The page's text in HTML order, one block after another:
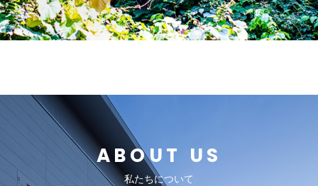
ABOUT US
私たちについて